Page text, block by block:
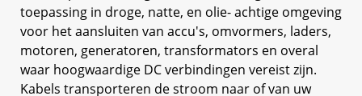
toepassing in droge, natte, en olie- achtige omgeving
voor het aansluiten van accu's, omvormers, laders,
motoren, generatoren, transformators en overal
waar hoogwaardige DC verbindingen vereist zijn.
Kabels transporteren de stroom naar of van uw